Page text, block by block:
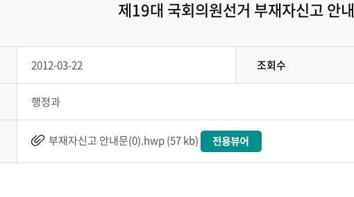
제19대 국회의원선거 부재자신고 안내
2012-03-22 조회수
행정과
부재자신고 안내문(0).hwp (57 kb)